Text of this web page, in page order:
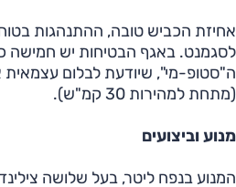
אחיזת הכביש טובה, ההתנהגות
לסגמנט. באגף הבטיחות יש חמישה
ה"סטופ-מי", שיודעת לבלום עצמאית
(מתחת למהירות 30 קמ"ש).
מנוע וביצועים